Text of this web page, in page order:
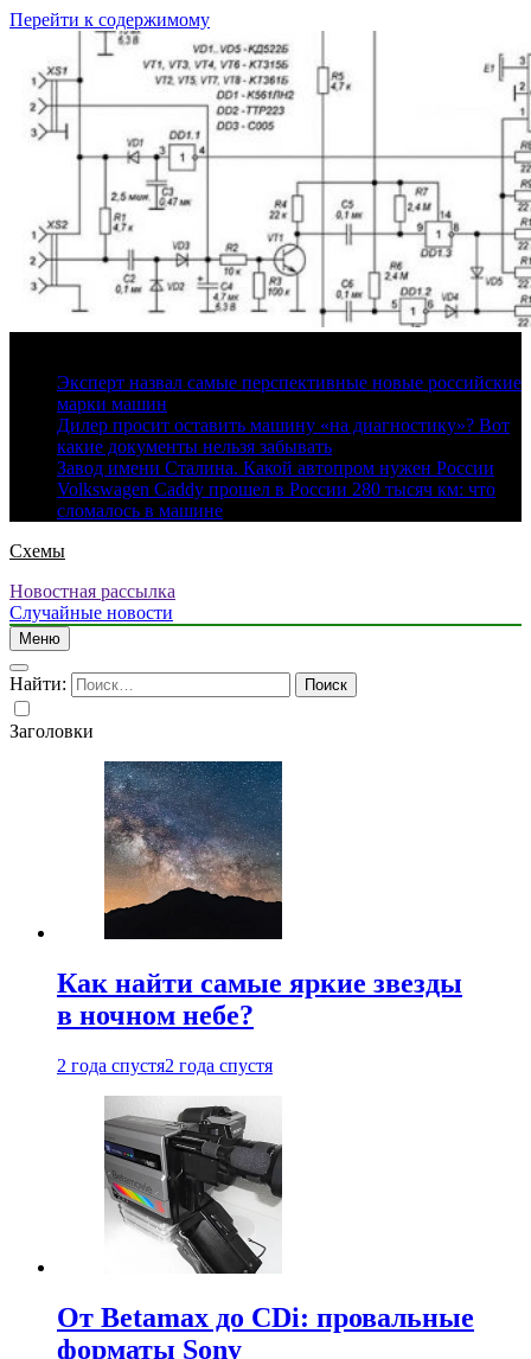
Перейти к содержимому
Эксперт назвал самые перспективные новые российские
марки машин
Дилер просит оставить машину «на диагностику»? Вот
какие документы нельзя забывать
Завод имени Сталина. Какой автопром нужен России
Volkswagen Caddy прошел в России 280 тысяч км: что
сломалось в машине
Схемы
Новостная рассылка
Случайные новости
Меню
Найти:
Заголовки
Как найти самые яркие звезды
в ночном небе?
2 года спустя2 года спустя
От Betamax до CDi: провальные
форматы Sony